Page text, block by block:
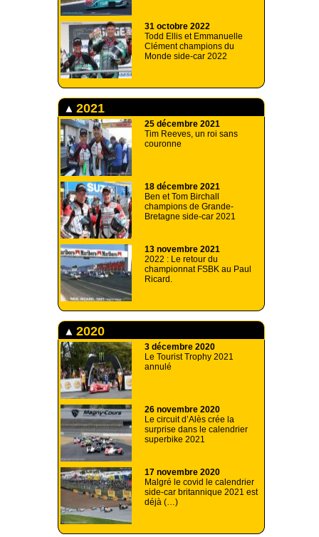
31 octobre 2022
Todd Ellis et Emmanuelle
Clément champions du
Monde side-car 2022
2021
25 décembre 2021
Tim Reeves, un roi sans
couronne
18 décembre 2021
Ben et Tom Birchall
champions de Grande-
Bretagne side-car 2021
13 novembre 2021
2022 : Le retour du
championnat FSBK au Paul
Ricard.
2020
3 décembre 2020
Le Tourist Trophy 2021
annulé
26 novembre 2020
Le circuit d’Alès crée la
surprise dans le calendrier
superbike 2021
17 novembre 2020
Malgré le covid le calendrier
side-car britannique 2021 est
déjà (…)